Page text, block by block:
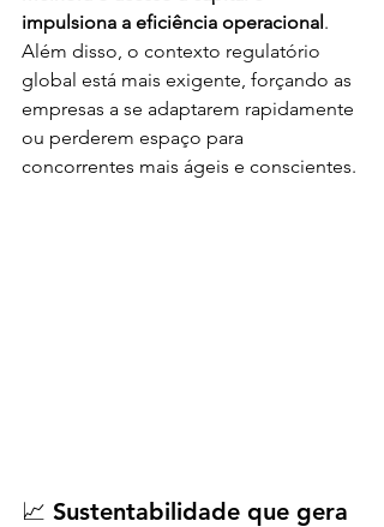
impulsiona a eficiência operacional.
Além disso, o contexto regulatório
global está mais exigente, forçando as
empresas a se adaptarem rapidamente
ou perderem espaço para
concorrentes mais ágeis e conscientes.
📈 Sustentabilidade que gera